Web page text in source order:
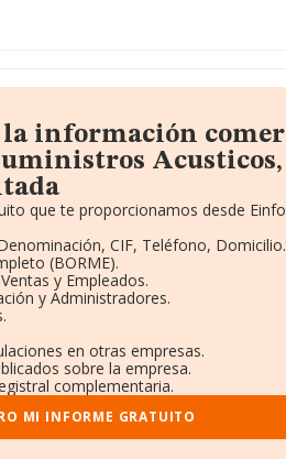
la información
Acusticos,
que te proporcionamos desde
CIF, Teléfono, Domicilio.
(BORME).
y Empleados.
y Administradores.
en otras empresas.
sobre la empresa.
complementaria.
MI INFORME GRATUITO